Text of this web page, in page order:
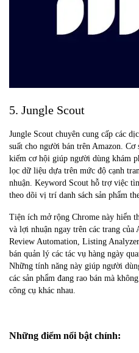
5. Jungle Scout
Jungle Scout chuyên cung cấp các
suất cho người bán trên Amazon.
kiếm cơ hội giúp người dùng khám
lọc dữ liệu dựa trên mức độ cạnh
nhuận. Keyword Scout hỗ trợ việc
theo dõi vị trí danh sách sản phẩm
Tiện ích mở rộng Chrome này hiển
và lợi nhuận ngay trên các trang của
Review Automation, Listing
bán quản lý các tác vụ hàng ngày
Những tính năng này giúp người
các sản phẩm đang rao bán mà
công cụ khác nhau.
Những điểm nổi bật chính: